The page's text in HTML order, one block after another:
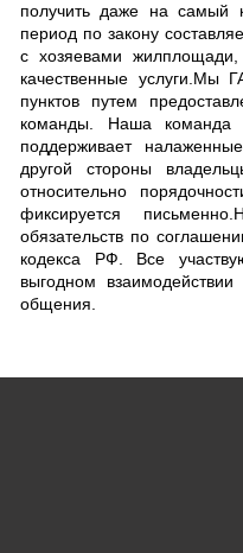
получить даже на самый
период по закону
с хозяевами
качественные услуги.Мы
пунктов путем
команды. Наша команда
поддерживает
другой стороны
относительно
фиксируется
обязательств по
кодекса РФ. Все
выгодном
общения.